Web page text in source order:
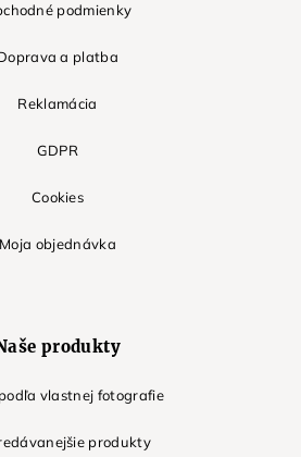
podmienky
a platba
Reklamácia
GDPR
Cookies
Moja objednávka
produkty
vlastnej fotografie
produkty